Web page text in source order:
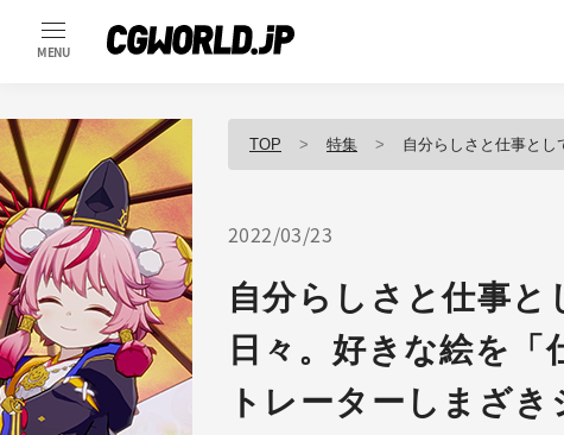
MENU
TOP 特集 自分らしさと仕事として描く 狭間で悩
2022/03/23
自分らしさと仕事
日々。好きな絵を
トレーターしまざ